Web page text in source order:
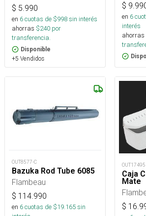
$ 5.990
en 6cuotas de $998sin interés
ahorras $240 por
transferencia.
Disponible
+5 Vendidos
$
en 6
interés
ahorras
OUT8577-C
Bazuka Rod Tube 6085
Flambeau
$ 114.990
en 6cuotas de $19.165sin
OUT17495
Caja
Mate
$